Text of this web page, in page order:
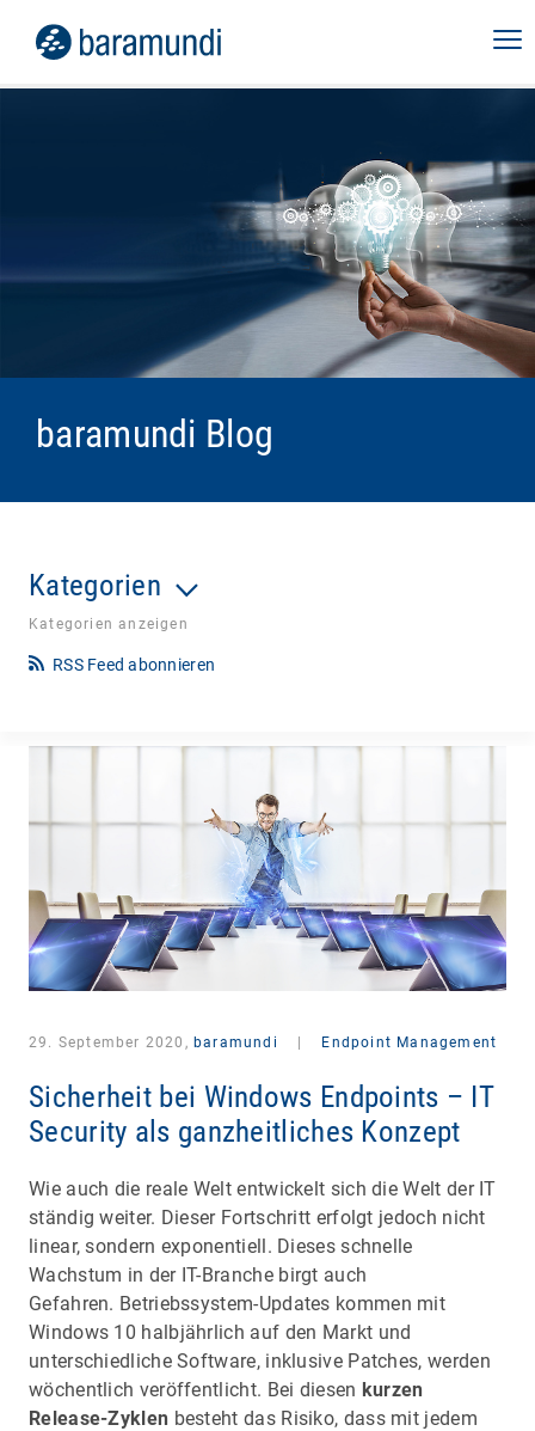
baramundi Blog
Kategorien
Kategorien anzeigen
RSS Feed abonnieren
29. September 2020, baramundi Endpoint Management
Sicherheit bei Windows Endpoints – IT
Security als ganzheitliches Konzept
Wie auch die reale Welt entwickelt sich die Welt der IT
ständig weiter. Dieser Fortschritt erfolgt jedoch nicht
linear, sondern exponentiell. Dieses schnelle
Wachstum in der IT-Branche birgt auch
Gefahren. Betriebssystem-Updates kommen mit
Windows 10 halbjährlich auf den Markt und
unterschiedliche Software, inklusive Patches, werden
wöchentlich veröffentlicht. Bei diesen kurzen
Release-Zyklen besteht das Risiko, dass mit jedem